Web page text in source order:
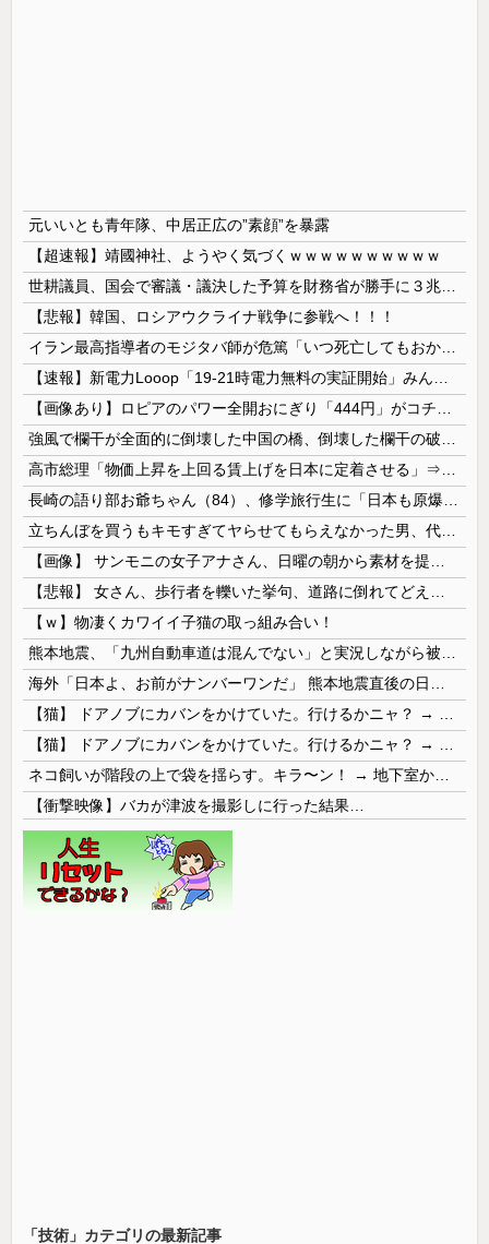
元いいとも青年隊、中居正広の”素顔”を暴露
【超速報】靖國神社、ようやく気づくｗｗｗｗｗｗｗｗｗｗ
【悲報】韓国、ロシアウクライナ戦争に参戦へ！！！
【ｗ】物凄くカワイイ子猫の取っ組み合い！
【衝撃映像】バカが津波を撮影しに行った結果…
「技術」カテゴリの最新記事